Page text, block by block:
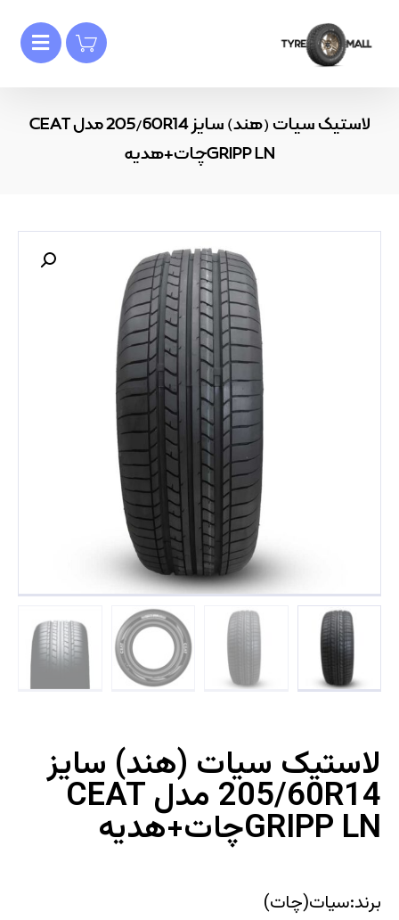
لاستیک سیات (هند) سایز 205/60R14 مدل CEAT
GRIPP LNچات+هدیه
لاستیک سیات (هند) سایز
205/60R14 مدل CEAT
GRIPP LNچات+هدیه
برند:سیات(چات)